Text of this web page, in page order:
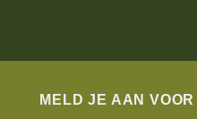
MELD JE AAN